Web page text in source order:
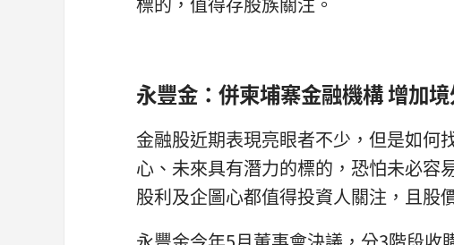
永豐金：併柬埔寨金融機構 增加
金融股近期表現亮眼者不少，但是如何
心、未來具有潛力的標的，恐怕未必容
股利及企圖心都值得投資人關注，且股